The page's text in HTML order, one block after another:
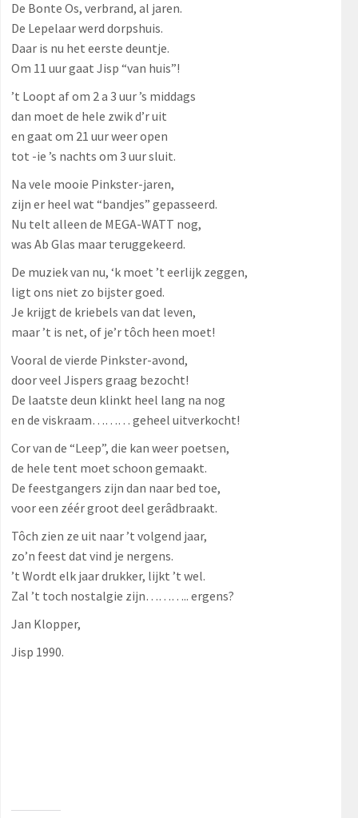
De Bonte Os, verbrand, al jaren.
De Lepelaar werd dorpshuis.
Daar is nu het eerste deuntje.
Om 11 uur gaat Jisp “van huis”!
’t Loopt af om 2 a 3 uur ’s middags
dan moet de hele zwik d’r uit
en gaat om 21 uur weer open
tot -ie ’s nachts om 3 uur sluit.
Na vele mooie Pinkster-jaren,
zijn er heel wat “bandjes” gepasseerd.
Nu telt alleen de MEGA-WATT nog,
was Ab Glas maar teruggekeerd.
De muziek van nu, ‘k moet ’t eerlijk zeggen,
ligt ons niet zo bijster goed.
Je krijgt de kriebels van dat leven,
maar ’t is net, of je’r tôch heen moet!
Vooral de vierde Pinkster-avond,
door veel Jispers graag bezocht!
De laatste deun klinkt heel lang na nog
en de viskraam……… geheel uitverkocht!
Cor van de “Leep”, die kan weer poetsen,
de hele tent moet schoon gemaakt.
De feestgangers zijn dan naar bed toe,
voor een zéér groot deel gerâdbraakt.
Tôch zien ze uit naar ’t volgend jaar,
zo’n feest dat vind je nergens.
’t Wordt elk jaar drukker, lijkt ’t wel.
Zal ’t toch nostalgie zijn……….. ergens?
Jan Klopper,
Jisp 1990.